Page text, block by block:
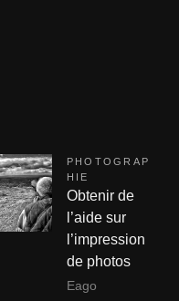
PHOTOGRAP
HIE
Obtenir de
l’aide sur
l’impression
de photos
Eago